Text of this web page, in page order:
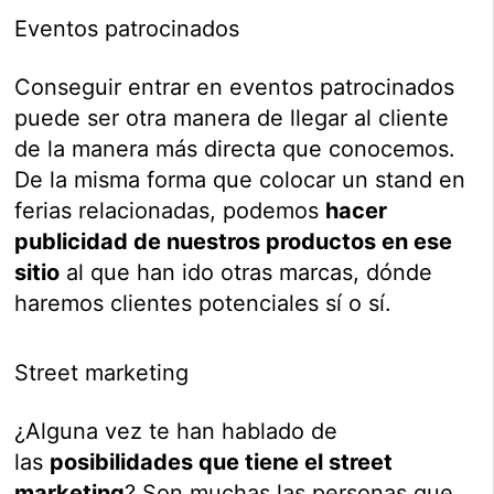
Eventos patrocinados
Conseguir entrar en eventos patrocinados
puede ser otra manera de llegar al cliente
de la manera más directa que conocemos.
De la misma forma que colocar un stand en
ferias relacionadas, podemos hacer
publicidad de nuestros productos en ese
sitio al que han ido otras marcas, dónde
haremos clientes potenciales sí o sí.
Street marketing
¿Alguna vez te han hablado de
las posibilidades que tiene el street